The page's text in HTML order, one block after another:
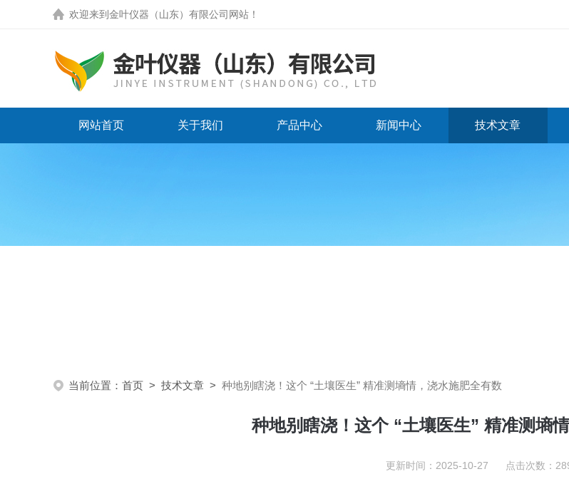
欢迎来到 金叶仪器（山东）有限公司网站 ！
网站首页 关于我们 产品中心 新闻中心 技术文章
当前位置： 首页 > 技术文章 > 种地别瞎浇！这个 “土壤医生” 精准测墒情，浇水施肥全有数
种地别瞎浇！这个 “土壤医生” 精准测墒
更新时间：2025-10-27 点击次数：